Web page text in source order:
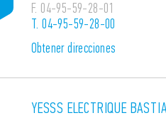
F. 04-95-59-28-01
T.04-95-59-28-00
Obtener direcciones
YESSS ELECTRIQUE